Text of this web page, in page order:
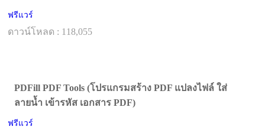
ฟรีแวร์
ดาวน์โหลด : 118,055
PDFill PDF Tools (โปรแกรมสร้าง PDF แปลงไฟล์ ใส่
ลายน้ำ เข้ารหัส เอกสาร PDF)
ฟรีแวร์